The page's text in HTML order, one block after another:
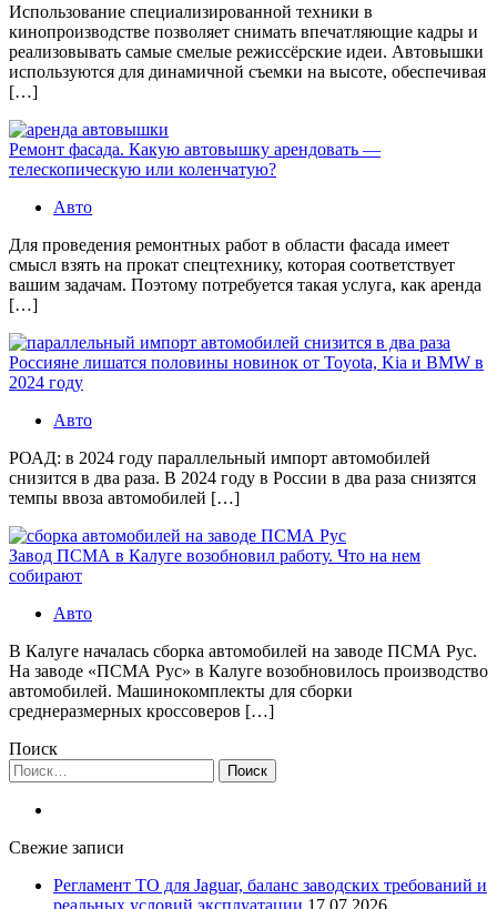
Использование специализированной техники в
кинопроизводстве позволяет снимать впечатляющие кадры и
реализовывать самые смелые режиссёрские идеи. Автовышки
используются для динамичной съемки на высоте, обеспечивая
[…]
Ремонт фасада. Какую автовышку арендовать —
телескопическую или коленчатую?
Авто
Для проведения ремонтных работ в области фасада имеет
смысл взять на прокат спецтехнику, которая соответствует
вашим задачам. Поэтому потребуется такая услуга, как аренда
[…]
Россияне лишатся половины новинок от Toyota, Kia и BMW в
2024 году
Авто
РОАД: в 2024 году параллельный импорт автомобилей
снизится в два раза. В 2024 году в России в два раза снизятся
темпы ввоза автомобилей […]
Завод ПСМА в Калуге возобновил работу. Что на нем
собирают
Авто
В Калуге началась сборка автомобилей на заводе ПСМА Рус.
На заводе «ПСМА Рус» в Калуге возобновилось производство
автомобилей. Машинокомплекты для сборки
среднеразмерных кроссоверов […]
Поиск
Найти:
Свежие записи
Регламент ТО для Jaguar, баланс заводских требований и
реальных условий эксплуатации 17.07.2026